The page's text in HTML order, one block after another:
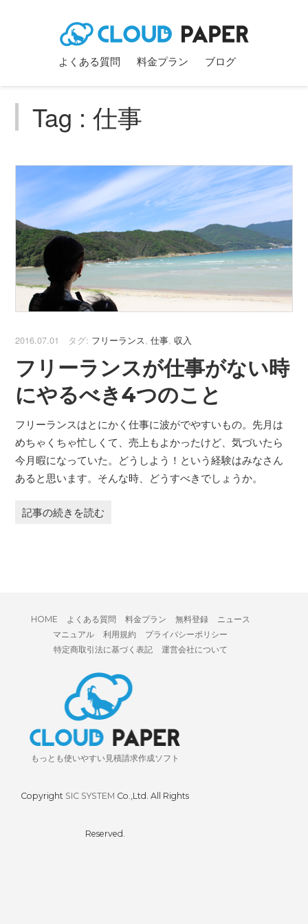
よくある質問 料金プラン ブログ
Tag : 仕事
2016.07.01 タグ: フリーランス,仕事, 収入
フリーランスが仕事がない時
にやるべき4つのこと
フリーランスはとにかく仕事に波がでやすいもの。先月は
めちゃくちゃ忙しくて、売上もよかったけど、気づいたら
今月暇になっていた。どうしよう！という経験はみなさん
あると思います。そんな時、どうすべきでしょうか。
記事の続きを読む
HOME よくある質問 料金プラン 無料登録
ニュース
マニュアル
利用規約
プライバシーポリシー
特定商取引法に基づく表記
運営会社について
もっとも使いやすい見積請求作成ソフト
Copyright SIC SYSTEM Co.,Ltd. All Rights
Reserved.